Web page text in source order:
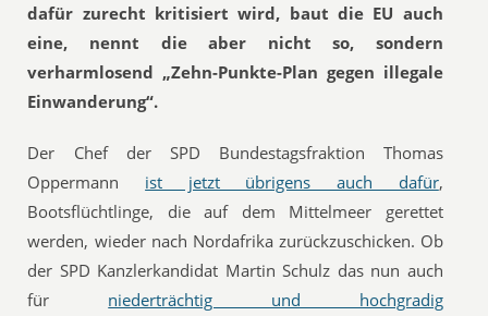
dafür zurecht kritisiert wird, baut die EU auch
eine, nennt die aber nicht so, sondern
verharmlosend „Zehn-Punkte-Plan gegen illegale
Einwanderung“.
Der Chef der SPD Bundestagsfraktion Thomas
Oppermann ist jetzt übrigens auch dafür,
Bootsflüchtlinge, die auf dem Mittelmeer gerettet
werden, wieder nach Nordafrika zurückzuschicken. Ob
der SPD Kanzlerkandidat Martin Schulz das nun auch
für niederträchtig und hochgradig